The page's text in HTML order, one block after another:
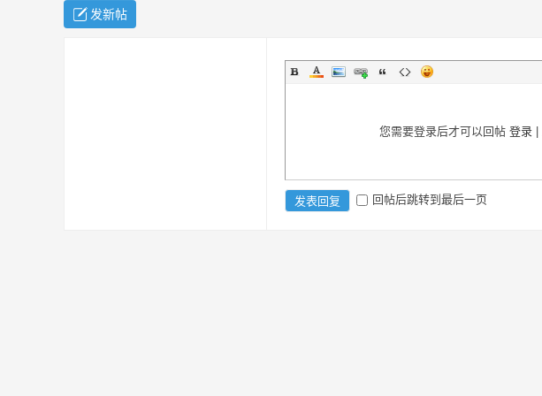
发新帖
您需要登录后才可以回帖 登录|
发表回复 回帖后跳转到最后一页